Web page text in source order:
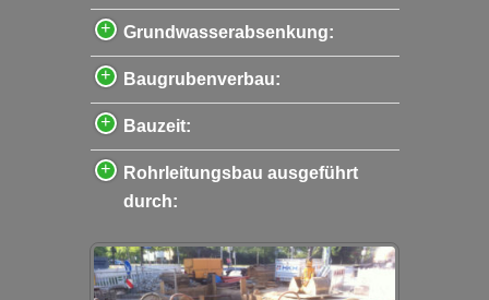
Grundwasserabsenkung:
Baugrubenverbau:
Bauzeit:
Rohrleitungsbau ausgeführt
durch: